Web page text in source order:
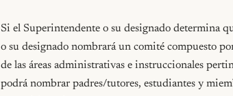
Si el Superintendente o su designado determina
o su designado nombrará un comité compuesto
de las áreas administrativas e instruccionales
podrá nombrar padres/tutores, estudiantes y